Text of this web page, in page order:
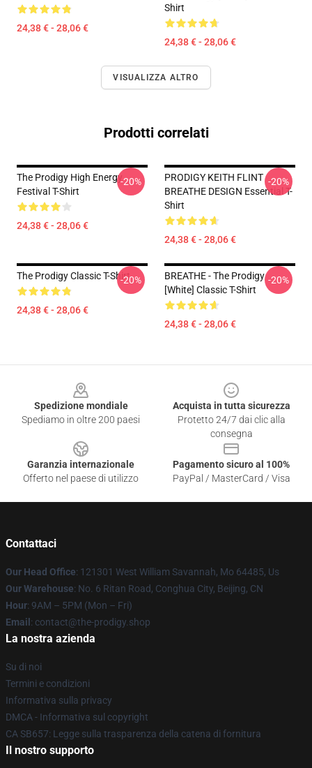
24,38 € - 28,06 €
Shirt
24,38 € - 28,06 €
VISUALIZZA ALTRO
Prodotti correlati
The Prodigy High Energy
Festival T-Shirt
24,38 € - 28,06 €
-20%
PRODIGY KEITH FLINT
BREATHE DESIGN Essential T-
Shirt
24,38 € - 28,06 €
-20%
The Prodigy Classic T-Shirt
24,38 € - 28,06 €
-20%
BREATHE - The Prodigy
[White] Classic T-Shirt
24,38 € - 28,06 €
-20%
Spedizione mondiale
Spediamo in oltre 200 paesi
Acquista in tutta sicurezza
Protetto 24/7 dai clic alla
consegna
Garanzia internazionale
Offerto nel paese di utilizzo
Pagamento sicuro al 100%
PayPal / MasterCard / Visa
Contattaci
Our Head Office: 121301 West William Savannah, Mo 64485, Us
Our Warehouse: No. 6 Ritan Road, Conghua City, Beijing, CN
Hour: 9AM – 5PM (Mon – Fri)
Email : contact@the-prodigy.shop
La nostra azienda
Su di noi
Termini e condizioni
Informativa sulla privacy
DMCA - Informativa sul copyright
CA SB657: Legge sulla trasparenza della catena di fornitura
Il nostro supporto